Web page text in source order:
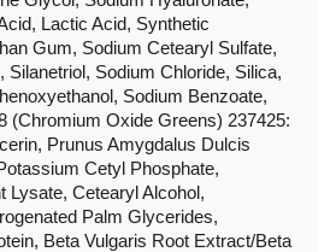
Lactic Acid, Synthetic
Gum, Sodium Cetearyl Sulfate,
Silanetriol, Sodium Chloride, Silica,
Sodium Benzoate,
(Chromium Oxide Greens) 237425:
Prunus Amygdalus Dulcis
Cetyl Phosphate,
Lysate, Cetearyl Alcohol,
Palm Glycerides,
Beta Vulgaris Root Extract/Beta